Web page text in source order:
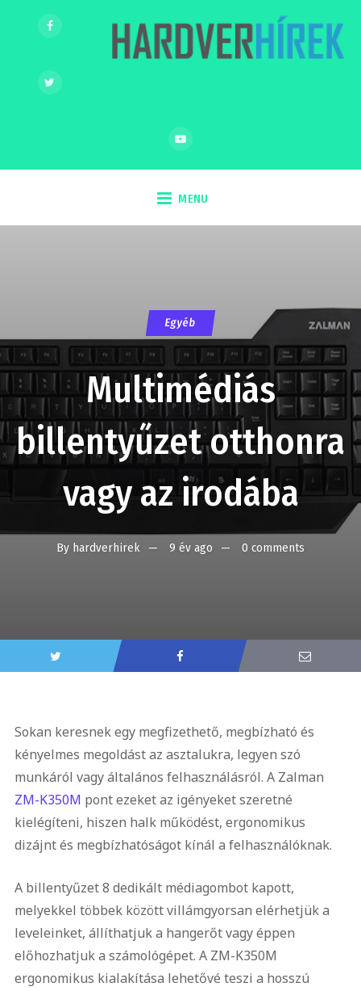
MENU
Egyéb
Multimédiás
billentyűzet otthonra
vagy az irodába
By hardverhirek 9 év ago 0 comments
Sokan keresnek egy megfizethető, megbízható és
kényelmes megoldást az asztalukra, legyen szó
munkáról vagy általános felhasználásról. A Zalman
ZM-K350M pont ezeket az igényeket szeretné
kielégíteni, hiszen halk működést, ergonomikus
dizájnt és megbízhatóságot kínál a felhasználóknak.
A billentyűzet 8 dedikált médiagombot kapott,
melyekkel többek között villámgyorsan elérhetjük a
leveleinket, állíthatjuk a hangerőt vagy éppen
előhozhatjuk a számológépet. A ZM-K350M
ergonomikus kialakítása lehetővé teszi a hosszú